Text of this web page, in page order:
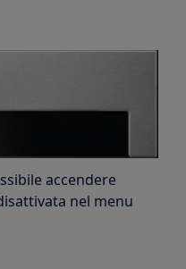
accendere
nel menu